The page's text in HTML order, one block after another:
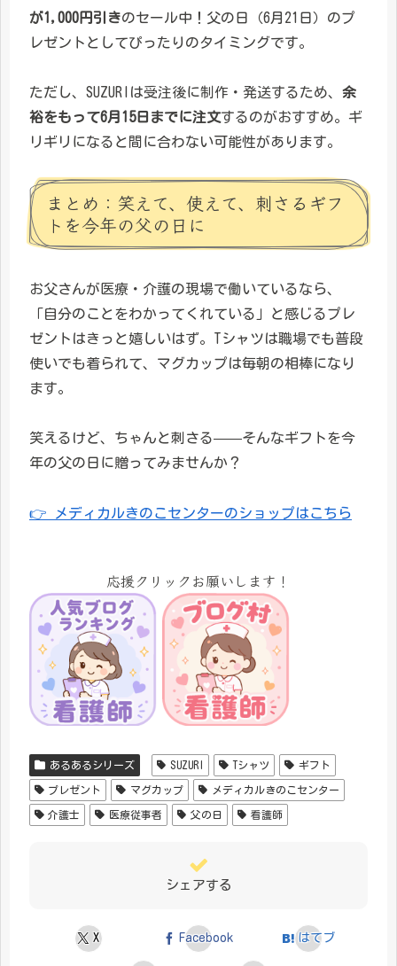
が1,000円引きのセール中！父の日（6月21日）のプ
レゼントとしてぴったりのタイミングです。
ただし、SUZURIは受注後に制作・発送するため、 余
裕をもって6月15日までに注文するのがおすすめ。ギ
リギリになると間に合わない可能性があります。
まとめ：笑えて、使えて、刺さるギフ
トを今年の父の日に
お父さんが医療・介護の現場で働いているなら、
「自分のことをわかってくれている」と感じるプレ
ゼントはきっと嬉しいはず。Tシャツは職場でも普段
使いでも着られて、マグカップは毎朝の相棒になり
ます。
笑えるけど、ちゃんと刺さる——そんなギフトを今
年の父の日に贈ってみませんか？
👉 メディカルきのこセンターのショップはこちら
応援クリックお願いします！
あるあるシリーズ SUZURI Tシャツ ギフト
プレゼント マグカップ メディカルきのこセンター
介護士 医療従事者 父の日 看護師
シェアする
X Facebook はてブ